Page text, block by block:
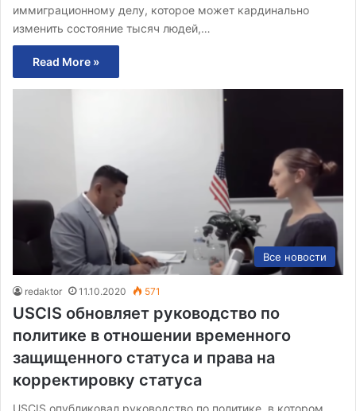
иммиграционному делу, которое может кардинально
изменить состояние тысяч людей,…
Read More »
Все новости
redaktor 11.10.2020 571
USCIS обновляет руководство по
политике в отношении временного
защищенного статуса и права на
корректировку статуса